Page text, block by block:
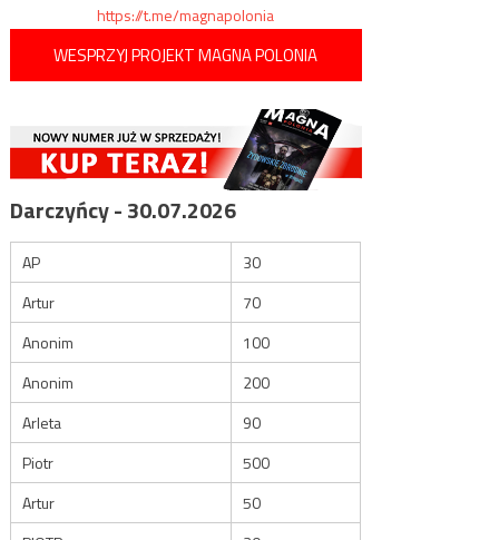
https://t.me/magnapolonia
WESPRZYJ PROJEKT MAGNA POLONIA
Darczyńcy - 30.07.2026
AP
30
Artur
70
Anonim
100
Anonim
200
Arleta
90
Piotr
500
Artur
50